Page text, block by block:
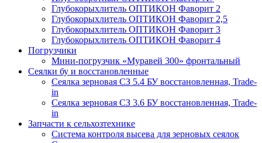
Глубокорыхлитель ОПТИКОН Фаворит 2
Глубокорыхлитель ОПТИКОН Фаворит 2,5
Глубокорыхлитель ОПТИКОН Фаворит 3
Глубокорыхлитель ОПТИКОН Фаворит 4
Погрузчики
Мини-погрузчик «Муравей 300» фронтальный
Сеялки бу и восстановленные
Сеялка зерновая СЗ 5.4 БУ восстановленная, Trade-
in
Сеялка зерновая СЗ 3.6 БУ восстановленная, Trade-
in
Запчасти к сельхозтехнике
Система контроля высева для зерновых сеялок